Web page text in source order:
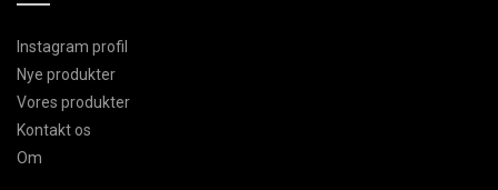
Instagram profil
Nye produkter
Vores produkter
Kontakt os
Om